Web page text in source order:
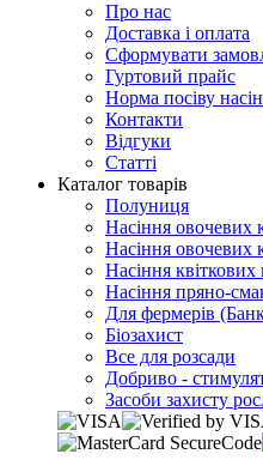
Про нас
Доставка і оплата
Сформувати
Гуртовий прайс
Норма посіву
Контакти
Відгуки
Статті
Каталог товарів
Полуниця
Насіння овочевих
Насіння овочевих
Насіння квіткових
Насіння пряно-
Для фермерів
Біозахист
Все для розсади
Добриво -
Засоби захисту